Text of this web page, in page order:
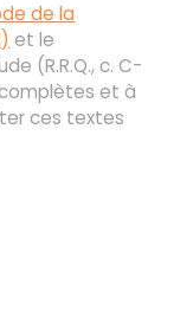
de la
et le
(R.R.Q., c. C-
et à
ces textes